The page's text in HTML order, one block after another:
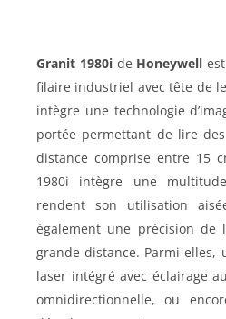
Granit 1980ide Honeywell
filaire industriel avec tête de
intègre une technologie
portée permettant de lire
distance comprise entre 15
1980i intègre une
rendent son utilisation
également une précision de
grande distance. Parmi elles,
laser intégré avec éclairage
omnidirectionnelle, ou